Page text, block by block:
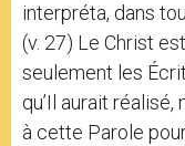
interpréta, dans
(v. 27) Le Christ
seulement les
qu’Il aurait
à cette Parole